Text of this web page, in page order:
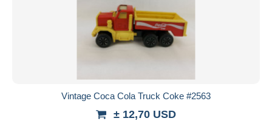
Vintage Coca Cola Truck Coke #2563
± 12,70 USD